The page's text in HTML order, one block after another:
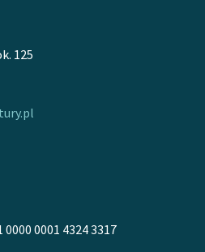
125
0001 4324 3317